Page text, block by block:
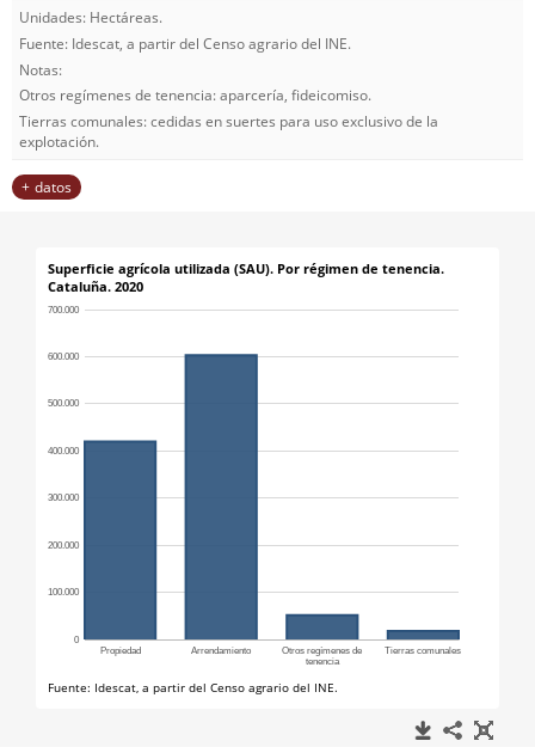
Unidades: Hectáreas.
Fuente: Idescat, a partir del Censo agrario del INE.
Notas:
Otros regímenes de tenencia: aparcería, fideicomiso.
Tierras comunales: cedidas en suertes para uso exclusivo de la
explotación.
datos